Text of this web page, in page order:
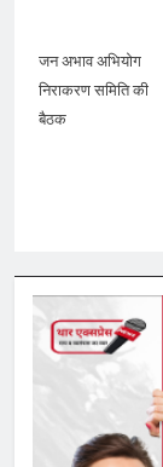
जन अभाव अभियोग
निराकरण समिति की
बैठक